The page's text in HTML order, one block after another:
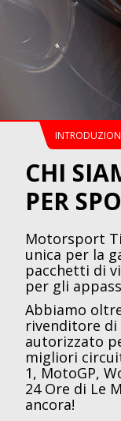
CHI
PER
Motorsport
unica per la
pacchetti di
per gli
Abbiamo
rivenditore
autorizzato
migliori
1, MotoGP,
24 Ore di Le
ancora!